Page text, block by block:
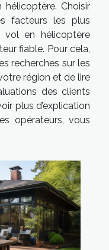
hélicoptère. Choisir
facteurs les plus
vol en hélicoptère
fiable. Pour cela,
recherches sur les
région et de lire
des clients
plus d’explication
opérateurs, vous